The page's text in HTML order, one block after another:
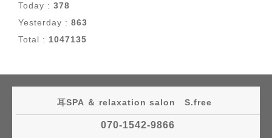
Today : 378
Yesterday : 863
Total : 1047135
耳SPA ＆ relaxation salon S.free
070-1542-9866